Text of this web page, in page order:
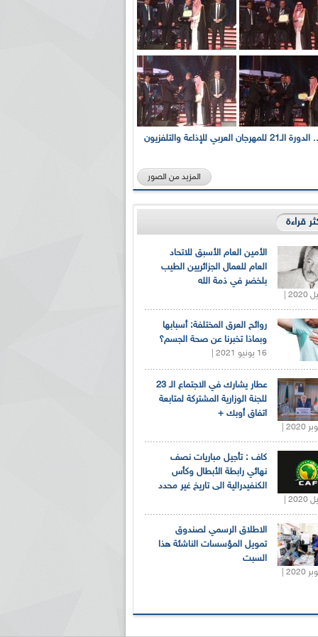
بالصور... الدورة الـ21 للمهرجان العربي للإذاعة والتلفزيون
المزيد من الصور
قراءة
الأمين العام الأسبق للاتحاد
العام للعمال الجزائريين الطيب
بلخضر في ذمة الله
روائح العرق المختلفة: أسبابها
وبماذا تخبرنا عن صحة الجسم؟
16 يونيو 2021 |
عطار يشارك في الاجتماع الـ 23
للجنة الوزارية المشتركة لمتابعة
اتفاق أوبك +
كاف : تأجيل مباريات نصف
نهائي رابطة الأبطال وكأس
الكنفيدرالية الى تاريخ غير محدد
الاطلاق الرسمي لصندوق
تمويل المؤسسات الناشئة هذا
السبت